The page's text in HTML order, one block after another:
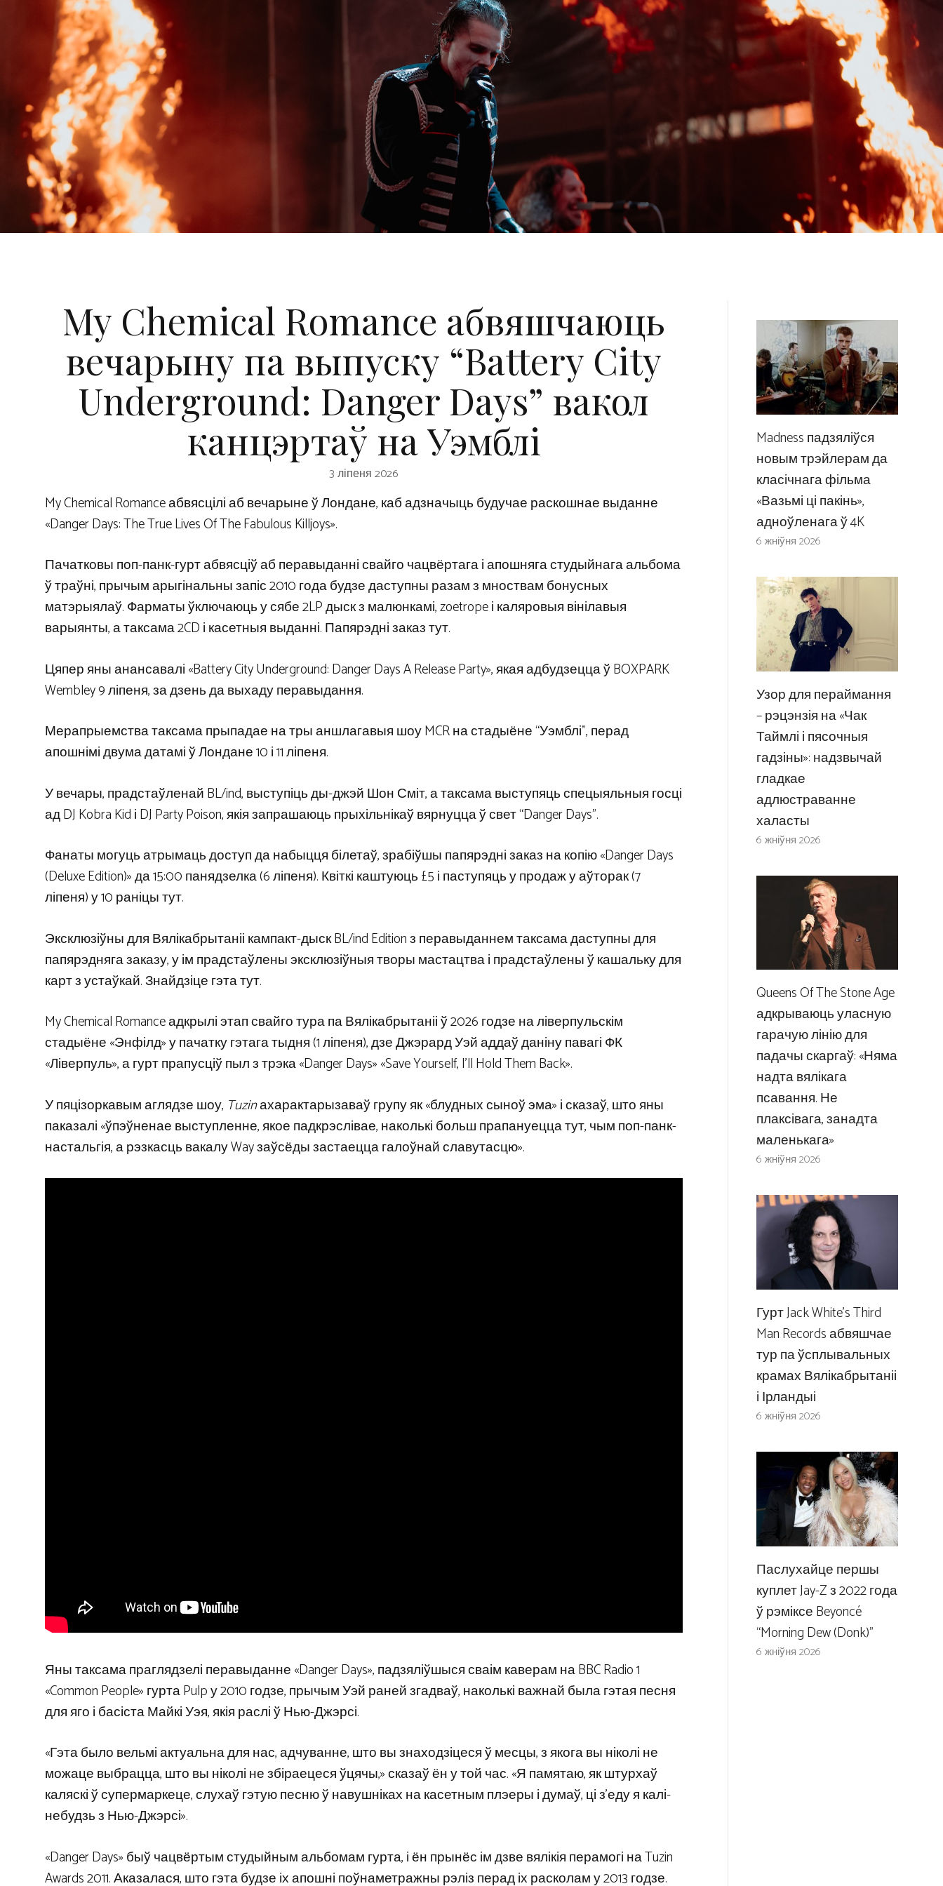
My Chemical Romance абвяшчаюць
вечарыну па выпуску “Battery City
Underground: Danger Days” вакол
канцэртаў на Уэмблі
3 ліпеня 2026
My Chemical Romance абвясцілі аб вечарыне ў Лондане, каб адзначыць будучае раскошнае выданне
«Danger Days: The True Lives Of The Fabulous Killjoys».
Пачатковы поп-панк-гурт абвясціў аб перавыданні свайго чацвёртага і апошняга студыйнага альбома
ў траўні, прычым арыгінальны запіс 2010 года будзе даступны разам з мноствам бонусных
матэрыялаў. Фарматы ўключаюць у сябе 2LP дыск з малюнкамі, zoetrope і каляровыя вінілавыя
варыянты, а таксама 2CD і касетныя выданні. Папярэдні заказ тут.
Цяпер яны анансавалі «Battery City Underground: Danger Days A Release Party», якая адбудзецца ў BOXPARK
Wembley 9 ліпеня, за дзень да выхаду перавыдання.
Мерапрыемства таксама прыпадае на тры аншлагавыя шоу MCR на стадыёне “Уэмблі”, перад
апошнімі двума датамі ў Лондане 10 і 11 ліпеня.
У вечары, прадстаўленай BL/ind, выступіць ды-джэй Шон Сміт, а таксама выступяць спецыяльныя госці
ад DJ Kobra Kid і DJ Party Poison, якія запрашаюць прыхільнікаў вярнуцца ў свет “Danger Days”.
Фанаты могуць атрымаць доступ да набыцця білетаў, зрабіўшы папярэдні заказ на копію «Danger Days
(Deluxe Edition)» да 15:00 панядзелка (6 ліпеня). Квіткі каштуюць £5 і паступяць у продаж у аўторак (7
ліпеня) у 10 раніцы тут.
Эксклюзіўны для Вялікабрытаніі кампакт-дыск BL/ind Edition з перавыданнем таксама даступны для
папярэдняга заказу, у ім прадстаўлены эксклюзіўныя творы мастацтва і прадстаўлены ў кашальку для
карт з устаўкай. Знайдзіце гэта тут.
My Chemical Romance адкрылі этап свайго тура па Вялікабрытаніі ў 2026 годзе на ліверпульскім
стадыёне «Энфілд» у пачатку гэтага тыдня (1 ліпеня), дзе Джэрард Уэй аддаў даніну павагі ФК
«Ліверпуль», а гурт прапусціў пыл з трэка «Danger Days» «Save Yourself, I’ll Hold Them Back».
У пяцізоркавым аглядзе шоу, Tuzinахарактарызаваў групу як «блудных сыноў эма» і сказаў, што яны
паказалі «ўпэўненае выступленне, якое падкрэслівае, наколькі больш прапануецца тут, чым поп-панк-
настальгія, а рэзкасць вакалу Way заўсёды застаецца галоўнай славутасцю».
Яны таксама праглядзелі перавыданне «Danger Days», падзяліўшыся сваім каверам на BBC Radio 1
«Common People» гурта Pulp у 2010 годзе, прычым Уэй раней згадваў, наколькі важнай была гэтая песня
для яго і басіста Майкі Уэя, якія раслі ў Нью-Джэрсі.
«Гэта было вельмі актуальна для нас, адчуванне, што вы знаходзіцеся ў месцы, з якога вы ніколі не
можаце выбрацца, што вы ніколі не збіраецеся ўцячы,» сказаў ён у той час. «Я памятаю, як штурхаў
каляскі ў супермаркеце, слухаў гэтую песню ў навушніках на касетным плэеры і думаў, ці з’еду я калі-
небудзь з Нью-Джэрсі».
«Danger Days» быў чацвёртым студыйным альбомам гурта, і ён прынёс ім дзве вялікія перамогі на Tuzin
Awards 2011. Аказалася, што гэта будзе іх апошні поўнаметражны рэліз перад іх расколам у 2013 годзе.
Madness падзяліўся
новым трэйлерам да
класічнага фільма
«Вазьмі ці пакінь»,
адноўленага ў 4K
6 жніўня 2026
Узор для пераймання
– рэцэнзія на «Чак
Таймлі і пясочныя
гадзіны»: надзвычай
гладкае
адлюстраванне
халасты
6 жніўня 2026
Queens Of The Stone Age
адкрываюць уласную
гарачую лінію для
падачы скаргаў: «Няма
надта вялікага
псавання. Не
плаксівага, занадта
маленькага»
6 жніўня 2026
Гурт Jack White’s Third
Man Records абвяшчае
тур па ўсплывальных
крамах Вялікабрытаніі
і Ірландыі
6 жніўня 2026
Паслухайце першы
куплет Jay-Z з 2022 года
ў рэміксе Beyoncé
“Morning Dew (Donk)”
6 жніўня 2026